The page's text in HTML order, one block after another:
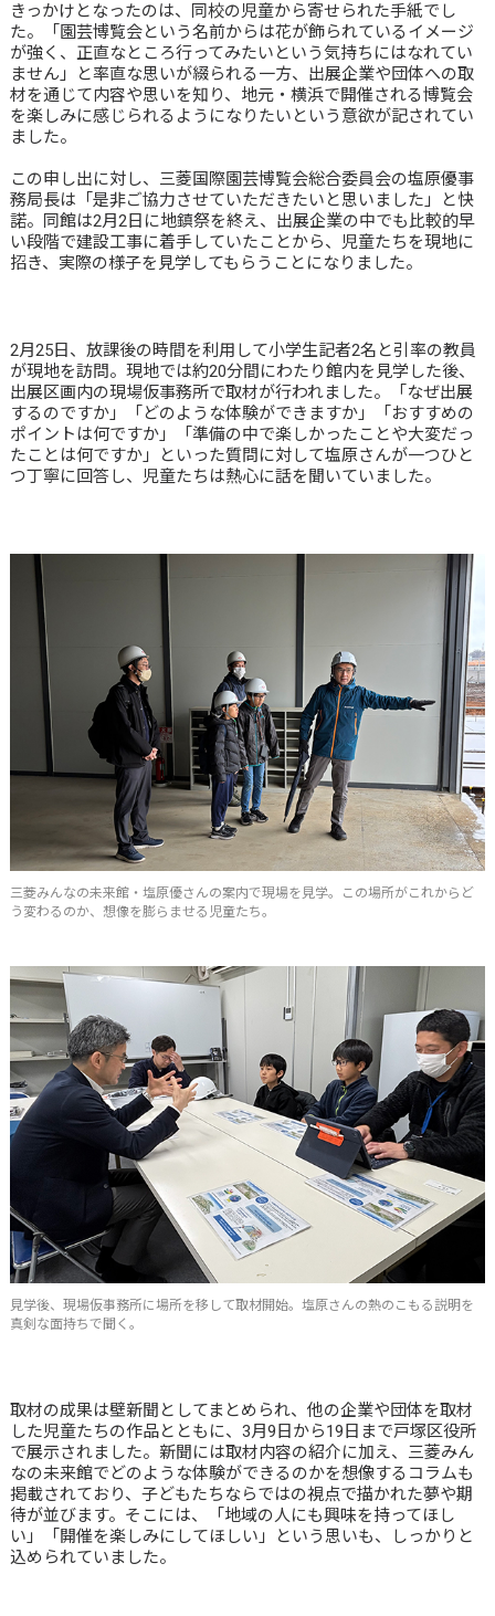
きっかけとなったのは、同校の児童から寄せられた手紙でし
た。「園芸博覧会という名前からは花が飾られているイメージ
が強く、正直なところ行ってみたいという気持ちにはなれてい
ません」と率直な思いが綴られる一方、出展企業や団体への取
材を通じて内容や思いを知り、地元・横浜で開催される博覧会
を楽しみに感じられるようになりたいという意欲が記されてい
ました。
この申し出に対し、三菱国際園芸博覧会総合委員会の塩原優事
務局長は「是非ご協力させていただきたいと思いました」と快
諾。同館は2月2日に地鎮祭を終え、出展企業の中でも比較的早
い段階で建設工事に着手していたことから、児童たちを現地に
招き、実際の様子を見学してもらうことになりました。
2月25日、放課後の時間を利用して小学生記者2名と引率の教員
が現地を訪問。現地では約20分間にわたり館内を見学した後、
出展区画内の現場仮事務所で取材が行われました。「なぜ出展
するのですか」「どのような体験ができますか」「おすすめの
ポイントは何ですか」「準備の中で楽しかったことや大変だっ
たことは何ですか」といった質問に対して塩原さんが一つひと
つ丁寧に回答し、児童たちは熱心に話を聞いていました。
三菱みんなの未来館・塩原優さんの案内で現場を見学。この場所がこれからど
う変わるのか、想像を膨らませる児童たち。
見学後、現場仮事務所に場所を移して取材開始。塩原さんの熱のこもる説明を
真剣な面持ちで聞く。
取材の成果は壁新聞としてまとめられ、他の企業や団体を取材
した児童たちの作品とともに、3月9日から19日まで戸塚区役所
で展示されました。新聞には取材内容の紹介に加え、三菱みん
なの未来館でどのような体験ができるのかを想像するコラムも
掲載されており、子どもたちならではの視点で描かれた夢や期
待が並びます。そこには、「地域の人にも興味を持ってほし
い」「開催を楽しみにしてほしい」という思いも、しっかりと
込められていました。